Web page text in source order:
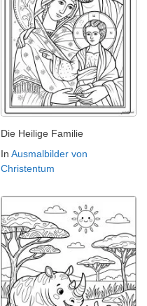
Die Heilige Familie
In Ausmalbilder von
Christentum